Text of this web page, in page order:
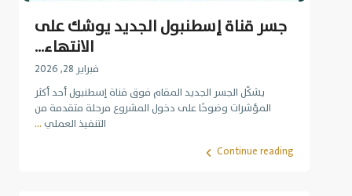
جسر قناة إسطنبول الجديد يوشك على
الانتهاء...
فبراير 28, 2026
يشكّل الجسر الجديد المقام فوق قناة إسطنبول أحد أكثر
المؤشرات وضوحًا على دخول المشروع مرحلة متقدمة من
التنفيذ العملي...
Continue reading